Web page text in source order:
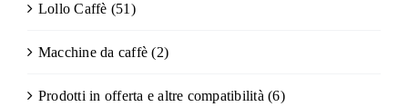
Lollo Caffè (51)
Macchine da caffè (2)
Prodotti in offerta e altre compatibilità (6)